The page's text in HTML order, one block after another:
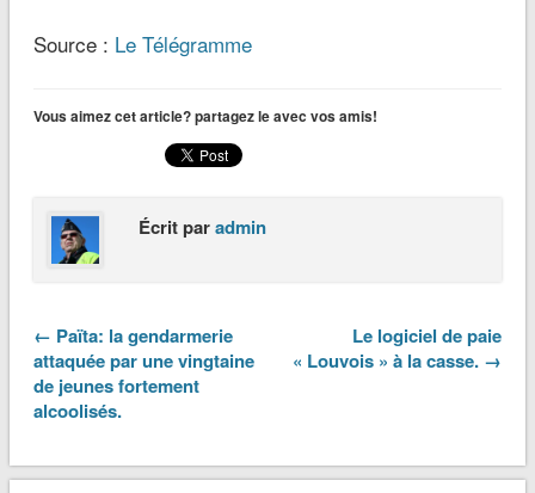
Source : Le Télégramme
Vous aimez cet article? partagez le avec vos amis!
Écrit paradmin
← Païta: la gendarmerie
attaquée par une vingtaine
de jeunes fortement
alcoolisés.
Le logiciel de paie
« Louvois » à la casse. →